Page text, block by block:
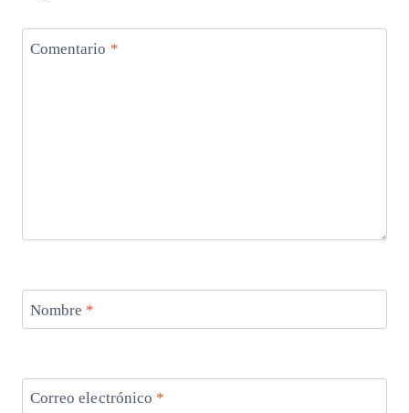
Comentario *
Nombre *
Correo electrónico *